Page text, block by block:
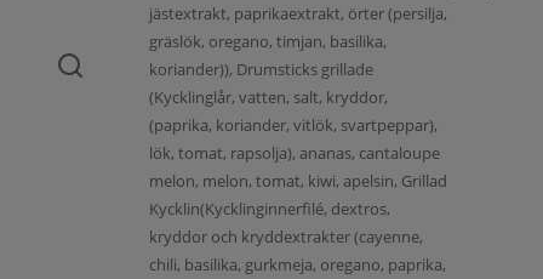
jästextrakt, paprikaextrakt, örter (persilja,
gräslök, oregano, timjan, basilika,
koriander)), Drumsticks grillade
(Kycklinglår, vatten, salt, kryddor,
(paprika, koriander, vitlök, svartpeppar),
lök, tomat, rapsolja), ananas, cantaloupe
melon, melon, tomat, kiwi, apelsin, Grillad
Kycklin(Kycklinginnerfilé, dextros,
kryddor och kryddextrakter (cayenne,
chili, basilika, gurkmeja, oregano, paprika,